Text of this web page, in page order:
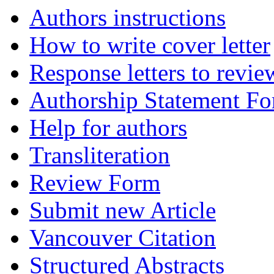
Authors instructions
How to write cover letter
Response letters to
Authorship Statement
Help for authors
Transliteration
Review Form
Submit new Article
Vancouver Citation
Structured Abstracts